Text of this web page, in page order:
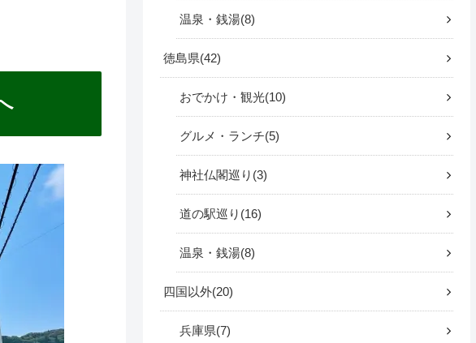
温泉・銭湯 8
徳島県 42
おでかけ・観光 10
グルメ・ランチ 5
神社仏閣巡り 3
道の駅巡り 16
温泉・銭湯 8
四国以外 20
兵庫県 7